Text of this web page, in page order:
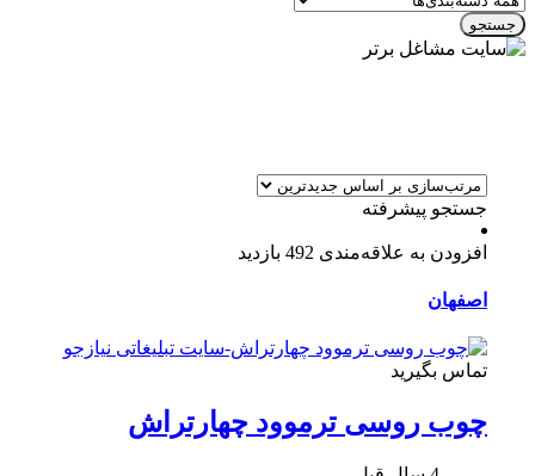
جستجو
جستجو پیشرفته
افزودن به علاقه‌مندی 492 بازدید
اصفهان
تماس بگیرید
چوب روسی ترموود چهارتراش